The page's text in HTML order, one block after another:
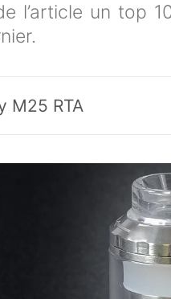
l’article un top
M25 RTA